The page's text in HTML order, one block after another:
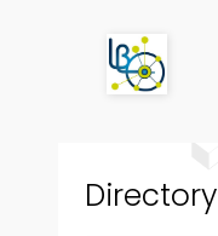
Directory